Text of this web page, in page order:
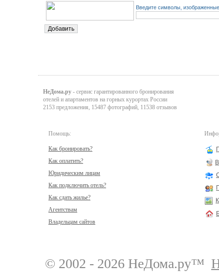
Введите символы,
НеДома.ру - сервис гарантированного бронирования
отелей и апартаментов на горных курортах России
2153 предложения, 15487 фотографий, 11538 отзывов
Помощь:
Как бронировать?
Как оплатить?
Юридическим лицам
Как подключить отель?
Как сдать жилье?
Агентствам
Владельцам сайтов
© 2002 - 2026 НеДома.ру™